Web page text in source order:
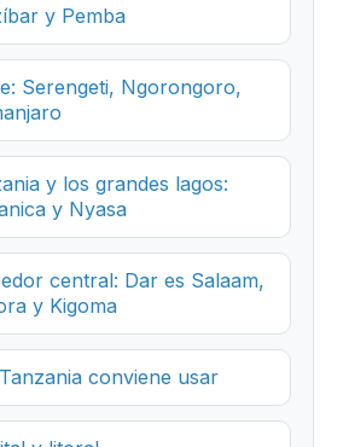
y Pemba
Serengeti, Ngorongoro,
y los grandes lagos:
y Nyasa
central: Dar es Salaam,
y Kigoma
conviene usar